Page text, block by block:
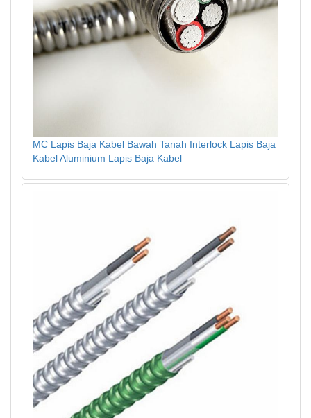
MC Lapis Baja Kabel Bawah Tanah Interlock Lapis Baja
Kabel Aluminium Lapis Baja Kabel